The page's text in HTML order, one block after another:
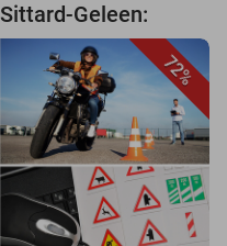
Geleen:
72%